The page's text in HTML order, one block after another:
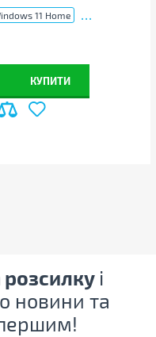
11 Home ...
КУПИТИ
розсилку і
новини та